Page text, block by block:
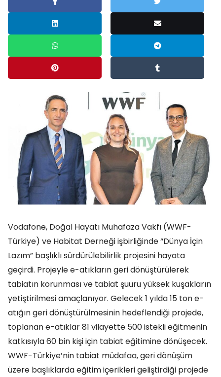
Vodafone, Doğal Hayatı Muhafaza Vakfı (WWF-
Türkiye) ve Habitat Derneği işbirliğinde “Dünya İçin
Lazım” başlıklı sürdürülebilirlik projesini hayata
geçirdi. Projeyle e-atıkların geri dönüştürülerek
tabiatın korunması ve tabiat şuuru yüksek kuşakların
yetiştirilmesi amaçlanıyor. Gelecek 1 yılda 15 ton e-
atığın geri dönüştürülmesinin hedeflendiği projede,
toplanan e-atıklar 81 vilayette 500 istekli eğitmenin
katkısıyla 60 bin kişi için tabiat eğitimine dönüşecek.
WWF-Türkiye’nin tabiat müdafaa, geri dönüşüm
üzere başlıklarda eğitim içerikleri geliştirdiği projede